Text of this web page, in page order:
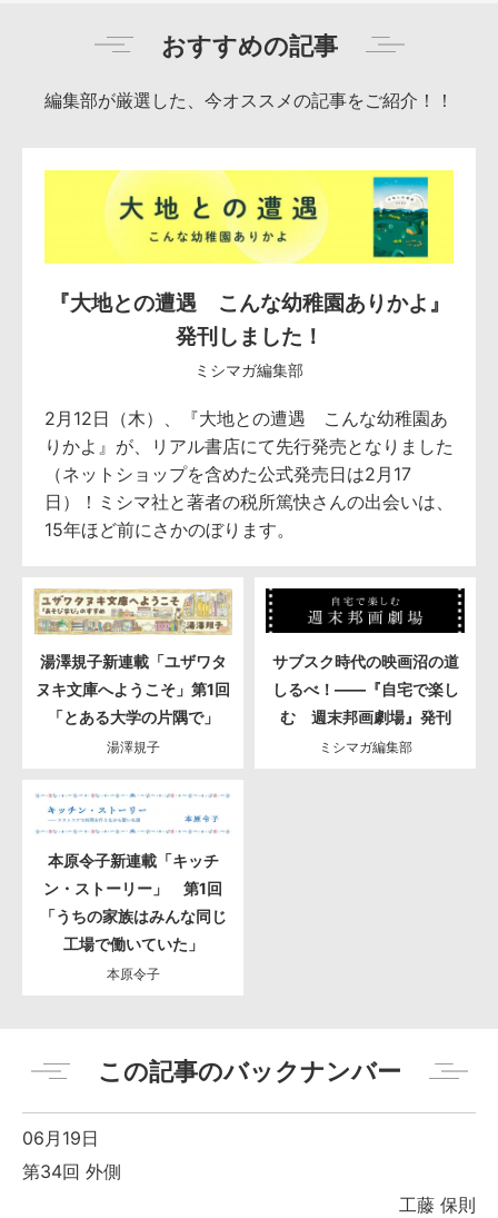
おすすめの記事
編集部が厳選した、今オススメの記事をご紹介！！
『大地との遭遇 こんな幼稚園ありかよ』
発刊しました！
ミシマガ編集部
2月12日（木）、『大地との遭遇 こんな幼稚園あ
りかよ』が、リアル書店にて先行発売となりました
（ネットショップを含めた公式発売日は2月17
日）！ミシマ社と著者の税所篤快さんの出会いは、
15年ほど前にさかのぼります。
湯澤規子新連載「ユザワタ
ヌキ文庫へようこそ」第1回
「とある大学の片隅で」
湯澤規子
サブスク時代の映画沼の道
しるべ！――『自宅で楽し
む 週末邦画劇場』発刊
ミシマガ編集部
本原令子新連載「キッチ
ン・ストーリー」 第1回
「うちの家族はみんな同じ
工場で働いていた」
本原令子
この記事のバックナンバー
06月19日
第34回 外側
工藤 保則